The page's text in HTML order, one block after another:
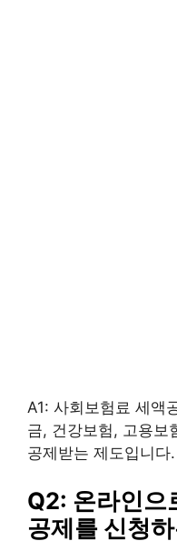
A1: 사회보험료 세액
금, 건강보험, 고용보
공제받는 제도입니다.
Q2: 온라인으
공제를 신청